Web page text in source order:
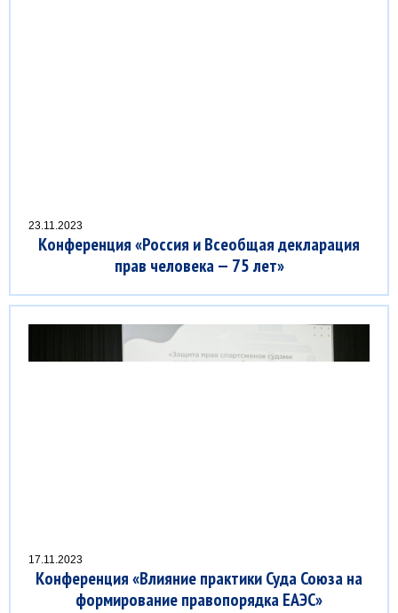
23.11.2023
Конференция «Россия и Всеобщая декларация
прав человека — 75 лет»
17.11.2023
Конференция «Влияние практики Суда Союза на
формирование правопорядка ЕАЭС»